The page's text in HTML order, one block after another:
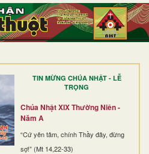
TIN MỪNG CHÚA NHẬT - LỄ
TRỌNG
Chúa Nhật XIX Thường Niên -
Năm A
“Cứ yên tâm, chính Thầy đây, đừng
sợ!” (Mt 14,22-33)